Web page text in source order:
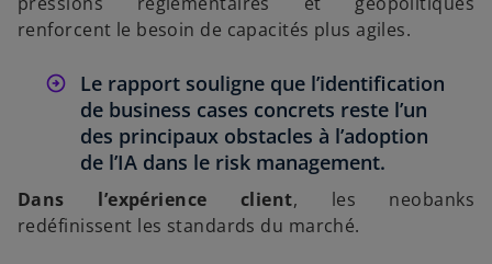
renforcent le besoin de capacités plus agiles.
Le rapport souligne que l’identification
de business cases concrets reste l’un
des principaux obstacles à l’adoption
de l’IA dans le risk management.
Dans l’expérience client, les neobanks
redéfinissent les standards du marché.